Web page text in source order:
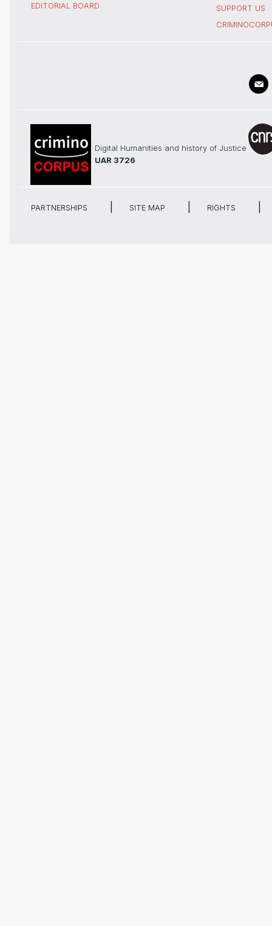
EDITORIAL BOARD
SUPPORT US
Digital Humanities and history of Justice
UAR 3726
PARTNERSHIPS SITE MAP RIGHTS